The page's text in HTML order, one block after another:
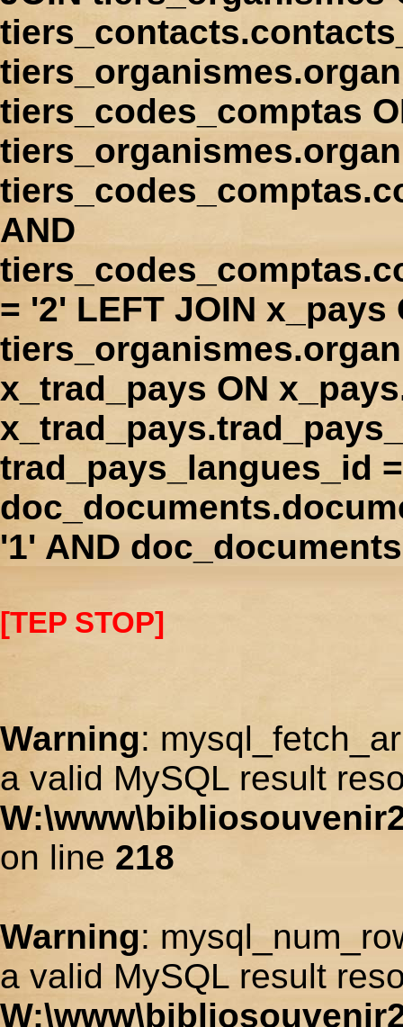
tiers_codes_comptas
AND
= '2' LEFT JOIN
x_trad_pays ON
trad_pays_langues_id
'1' AND
[TEP STOP]
Warning:
a valid MySQL result
on line 218
Warning:
a valid MySQL result